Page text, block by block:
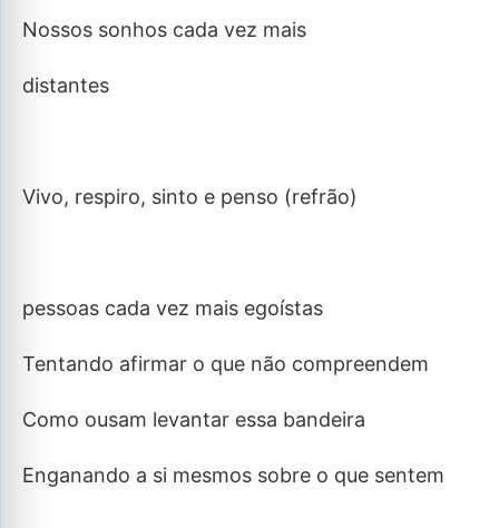
Nossos sonhos cada vez mais
distantes
Vivo, respiro, sinto e penso (refrão)
pessoas cada vez mais egoístas
Tentando afirmar o que não compreendem
Como ousam levantar essa bandeira
Enganando a si mesmos sobre o que sentem